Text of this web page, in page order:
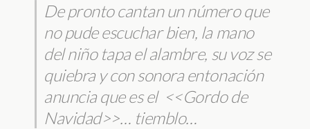
De pronto cantan un número que
no pude escuchar bien, la mano
del niño tapa el alambre, su voz se
quiebra y con sonora entonación
anuncia que es el <<Gordo de
Navidad>>… tiemblo…